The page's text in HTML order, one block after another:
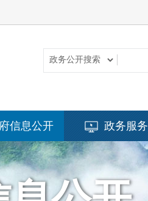
信息公开 政务服务